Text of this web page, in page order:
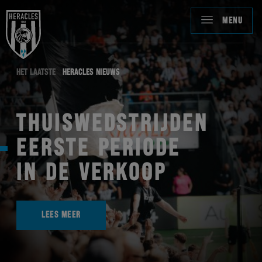
MENU
HET LAATSTE HERACLES NIEUWS
THUISWEDSTRIJDEN
EERSTE PERIODE
IN DE VERKOOP
LEES MEER